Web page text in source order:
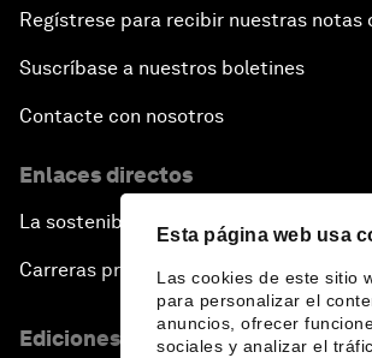
Esta página web usa
Las cookies de este sitio
para personalizar el
anuncios, ofrecer
sociales y analizar el
Regístrese para recibir nuestras notas
Suscríbase a nuestros boletines
Contacte con nosotros
Enlaces directos
La sostenibilidad en el Foro
Carreras profesionales
Ediciones en otros idiomas